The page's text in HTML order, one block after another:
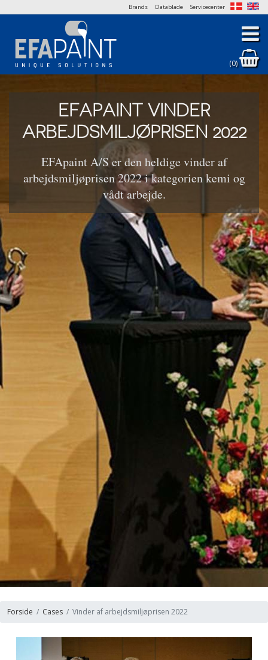
Brands Datablade Servicecenter
(0)
EFAPAINT VINDER
ARBEJDSMILJØPRISEN 2022
EFApaint A/S er den heldige vinder af
arbejdsmiljøprisen 2022 i kategorien kemi og
vådt arbejde.
Forside Cases Vinder af arbejdsmiljøprisen 2022